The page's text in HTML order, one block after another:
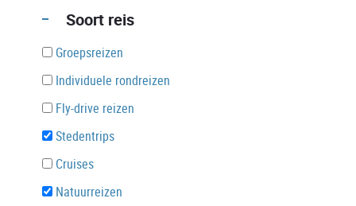
Soort reis
Groepsreizen
Individuele rondreizen
Fly-drive reizen
Stedentrips
Cruises
Natuurreizen